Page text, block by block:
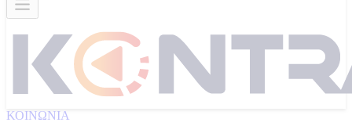
ΚΟΙΝΩΝΙΑ